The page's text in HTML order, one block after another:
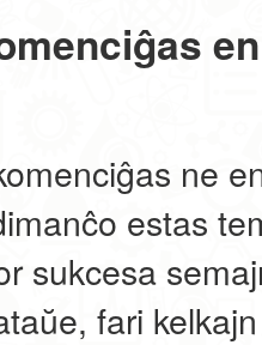
ne
estas
sukcesa
fari